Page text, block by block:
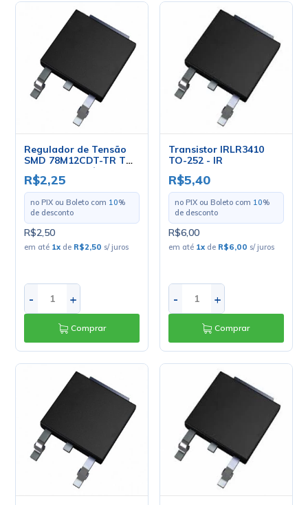
Regulador de Tensão
SMD 78M12CDT-TR TO-
252 DPack - Cód. Loja
5469
R$2,25
no PIX ou Boleto com 10%
de desconto
R$2,50
em até 1x de R$2,50 s/ juros
- +
Comprar
Transistor IRLR3410
TO-252 - IR
R$5,40
no PIX ou Boleto com 10%
de desconto
R$6,00
em até 1x de R$6,00 s/ juros
- +
Comprar